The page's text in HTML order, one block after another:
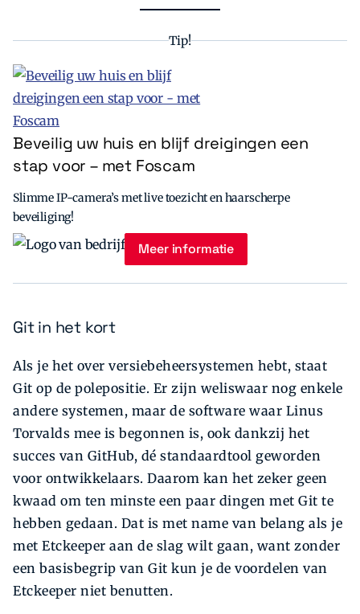
Tip!
Beveilig uw huis en blijf dreigingen een
stap voor – met Foscam
Slimme IP-camera’s met live toezicht en haarscherpe
beveiliging!
Meer informatie
Git in het kort
Als je het over versiebeheersystemen hebt, staat
Git op de polepositie. Er zijn weliswaar nog enkele
andere systemen, maar de software waar Linus
Torvalds mee is begonnen is, ook dankzij het
succes van GitHub, dé standaardtool geworden
voor ontwikkelaars. Daarom kan het zeker geen
kwaad om ten minste een paar dingen met Git te
hebben gedaan. Dat is met name van belang als je
met Etckeeper aan de slag wilt gaan, want zonder
een basisbegrip van Git kun je de voordelen van
Etckeeper niet benutten.